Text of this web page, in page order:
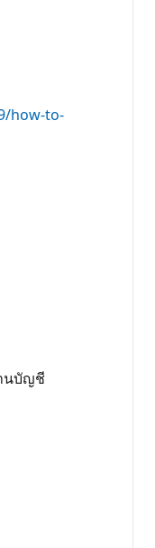
how-to-
นบัญชี